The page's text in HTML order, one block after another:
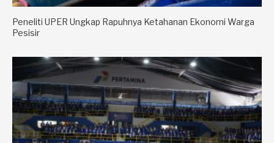
Peneliti UPER Ungkap Rapuhnya Ketahanan Ekonomi Warga
Pesisir